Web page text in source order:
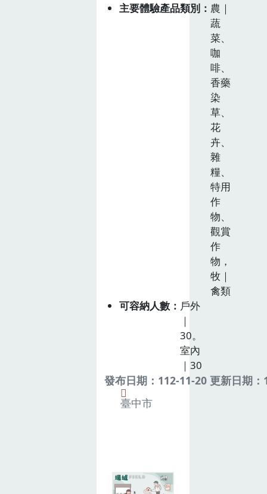
主要體驗產品類別
農｜
蔬
菜、
咖
啡、
香藥
染
草、
花
卉、
雜
糧、
特用
作
物、
觀賞
作
物，
牧｜
禽類
可容納人數
戶外
｜
30。
室內
｜30
發布日期：112-11-20 更新日期
臺中市